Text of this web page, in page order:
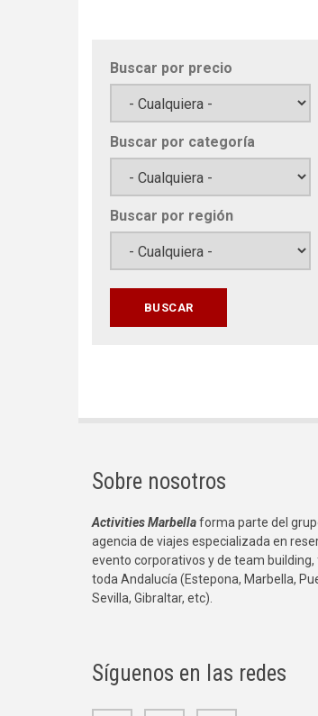
Buscar por precio
Buscar por categoría
Buscar por región
Sobre nosotros
Activities Marbellaforma parte del
agencia de viajes especializada en
evento corporativos y de team
toda Andalucía (Estepona, Marbella,
Sevilla, Gibraltar, etc).
Síguenos en las redes